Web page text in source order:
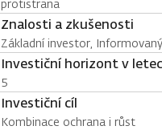
protistrana
Znalosti a zkušenosti
Základní investor,
Investiční horizont v
5
Investiční cíl
Kombinace ochrana i růst